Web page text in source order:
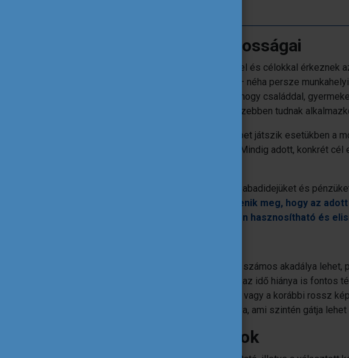
A felnőtt tanulók sajátosságai
A felnőtt tanulók teljesen más bemenettel és célokkal érkeznek
alapján lépnek be a tanulási folyamatba – néha persze
élethelyzetükből fakadóan előfordulhat, hogy családdal,
munkahelyi időbeosztásuk miatt is nehezebben tudnak
Mindezek miatt kiemelten fontos szerepet játszik esetükben a
oktatásban, amíg a motivációjuk fennáll. Mindig adott, konkrét
A résztvevők tehát jellemzően a saját szabadidejüket és
fontos igényként jelenik meg, hogy az
tudás gyakorlatias, a munkaerő-piacon hasznosítható és
A felnőttkori képzésbe való belépésnek számos akadálya lehet,
sokan maradnak távol a képzésektől, de az idő hiánya is
számít a társadalmi, szociális környezet vagy a korábbi rossz
minta, vagy akár az alapkészségek hiánya, ami szintén gátja
Lehetséges megoldások